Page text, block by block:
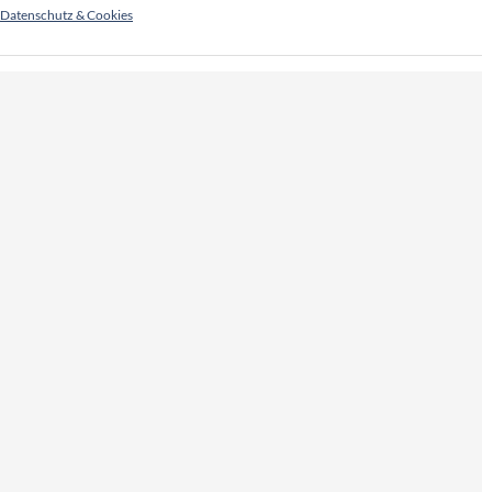
Datenschutz & Cookies